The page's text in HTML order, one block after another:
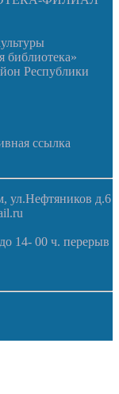
библиотека»
Республики
ссылка
ул.Нефтяников д.6
14- 00 ч. перерыв